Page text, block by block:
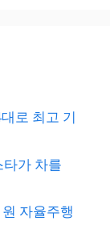
로 최고 기
가 차를
자율주행